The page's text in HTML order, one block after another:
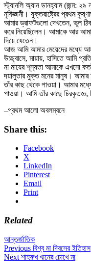
স্ট্যানলি অ্যান ডানহ্যাম (জন্ম:
নৃবিজ্ঞানী। যুক্তরাষ্ট্রের প্রথম
আমার ড্রাফটগুলো দেখতেন, ভুল
করে নিয়েছিলেন। আমাকে আর
দিয়ে যেতেন।
আজ আমি আমার মেয়েদের মধ্যে
উচ্ছ্বাসে, মায়ায়, হাসিতে আমি
না মায়ের শূন্যতা আমাকে এখনো
দয়ালুতার মুক্ত মনের মানুষ। আমার
তাঁর কাছ থেকে পাওয়া। আমার
পাওয়া। আমি তাঁর কাছে চিরকৃতজ্ঞ,
–প্রথম আলো অবলম্বনে
Share this:
Facebook
X
LinkedIn
Pinterest
Email
Print
Related
আন্তর্জাতিক
Post
navigation
Previous Previous
post:
বিশ্ব মা দিবসের ইতিহাস
Next Next
শাহরুখ খানের চোখে মা